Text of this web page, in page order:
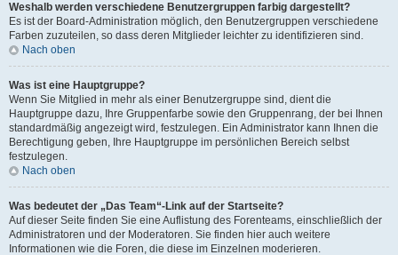
Weshalb werden verschiedene Benutzergruppen farbig dargestellt?
Es ist der Board-Administration möglich, den Benutzergruppen verschiedene
Farben zuzuteilen, so dass deren Mitglieder leichter zu identifizieren sind.
Nach oben
Was ist eine Hauptgruppe?
Wenn Sie Mitglied in mehr als einer Benutzergruppe sind, dient die
Hauptgruppe dazu, Ihre Gruppenfarbe sowie den Gruppenrang, der bei Ihnen
standardmäßig angezeigt wird, festzulegen. Ein Administrator kann Ihnen die
Berechtigung geben, Ihre Hauptgruppe im persönlichen Bereich selbst
festzulegen.
Nach oben
Was bedeutet der „Das Team“-Link auf der Startseite?
Auf dieser Seite finden Sie eine Auflistung des Forenteams, einschließlich der
Administratoren und der Moderatoren. Sie finden hier auch weitere
Informationen wie die Foren, die diese im Einzelnen moderieren.